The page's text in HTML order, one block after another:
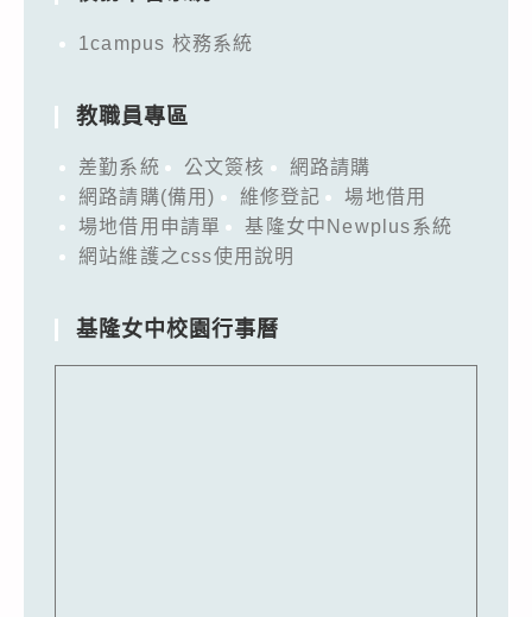
1campus 校務系統
教職員專區
差勤系統 公文簽核
網路請購
網路請購(備用)
維修登記
場地借用
場地借用申請單
基隆女中Newplus系統
網站維護之css使用說明
基隆女中校園行事曆